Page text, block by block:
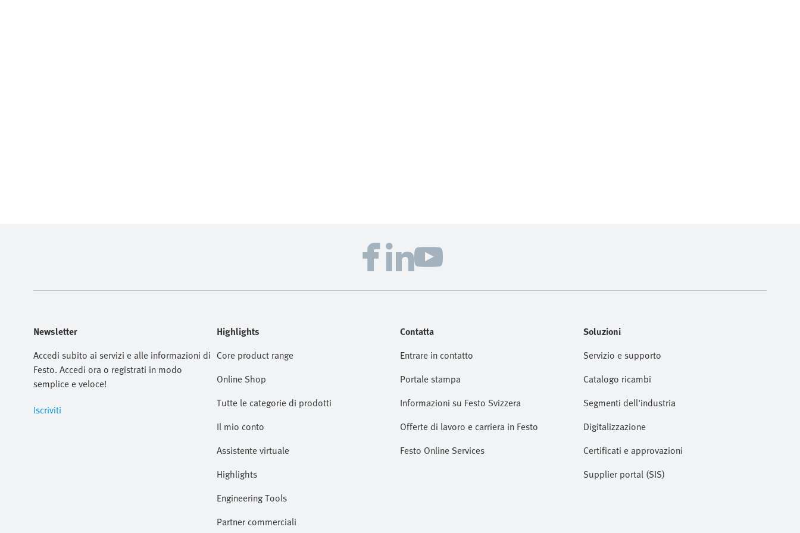
Newsletter
Accedi subito ai servizi e alle informazioni di
Festo. Accedi ora o registrati in modo
semplice e veloce!
Iscriviti
Highlights
Core product range
Online Shop
Tutte le categorie di prodotti
Il mio conto
Assistente virtuale
Highlights
Engineering Tools
Partner commerciali
Contatta
Entrare in contatto
Portale stampa
Informazioni su Festo Svizzera
Offerte di lavoro e carriera in Festo
Festo Online Services
Soluzioni
Servizio e supporto
Catalogo ricambi
Segmenti dell'industria
Digitalizzazione
Certificati e approvazioni
Supplier portal (SIS)